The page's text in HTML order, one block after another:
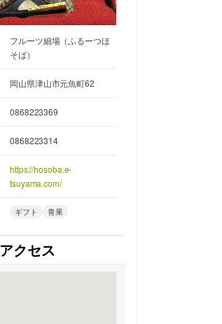
フルーツ細場（ふるーつほ
そば）
岡山県津山市元魚町62
0868223369
0868223314
https://hosoba.e-
tsuyama.com/
ギフト 青果
アクセス